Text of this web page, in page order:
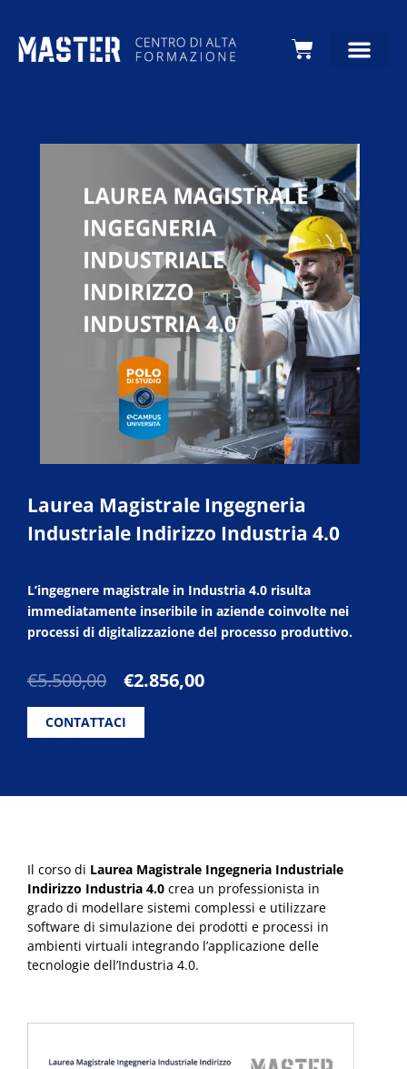
Carrello
Laurea Magistrale Ingegneria
Industriale Indirizzo Industria 4.0
L’ingegnere magistrale in Industria 4.0 risulta
immediatamente inseribile in aziende coinvolte nei
processi di digitalizzazione del processo produttivo.
€5.500,00
Il
originale
era:
€2.856,00Il
CONTATTACI
Il corso di Laurea Magistrale Ingegneria Industriale
Indirizzo Industria 4.0 crea un professionista in
grado di modellare sistemi complessi e utilizzare
software di simulazione dei prodotti e processi in
ambienti virtuali integrando l’applicazione delle
tecnologie dell’Industria 4.0.